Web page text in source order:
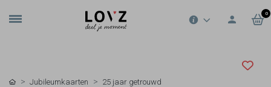
0
Jubileumkaarten 25 jaar getrouwd